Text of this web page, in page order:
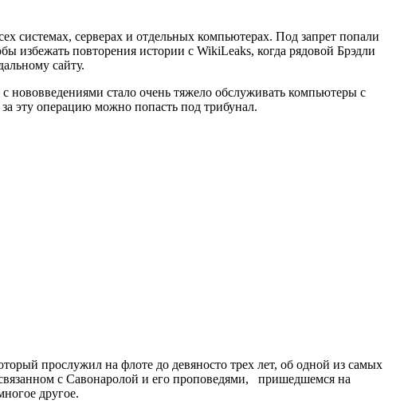
системах, серверах и отдельных компьютерах. Под запрет попали
повторения истории с WikiLeaks, когда рядовой Брэдли
сайту.
стало очень тяжело обслуживать компьютеры с
эту операцию можно попасть под трибунал.
прослужил на флоте до девяносто трех лет, об одной из самых
с Савонаролой и его проповедями, пришедшемся на
другое.